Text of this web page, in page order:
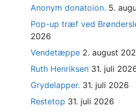
Anonym donatoion. 5.
Pop-up træf ved
2026
Vendetæppe 2. august
Ruth Henriksen 31. juli
Grydelapper. 31. juli 2026
Restetop 31. juli 2026